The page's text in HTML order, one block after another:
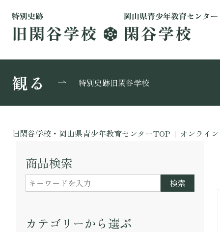
観る 特別史跡旧閑谷学校
旧閑谷学校・岡山県青少年教育センターTOP | オンライ
商品検索
検索
カテゴリーから選ぶ